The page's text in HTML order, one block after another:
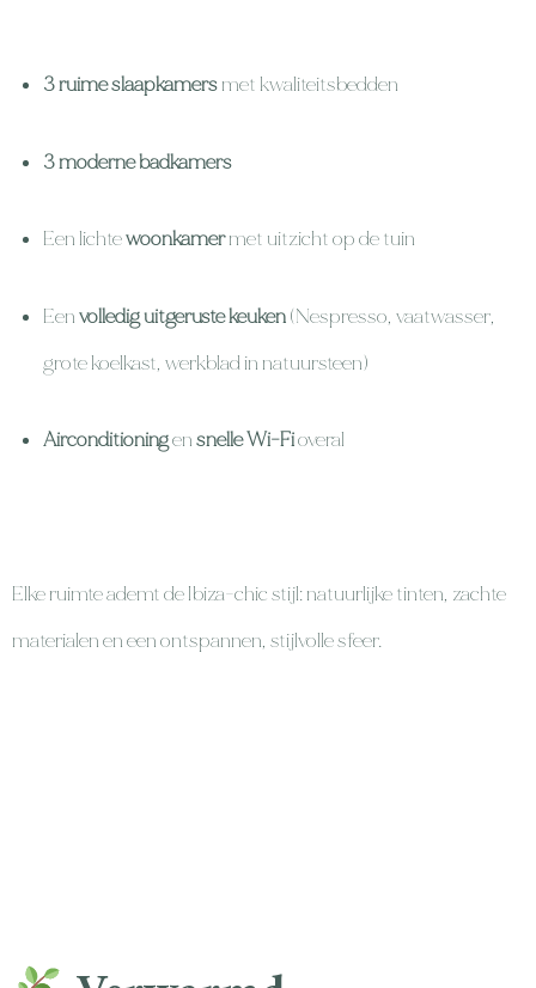
3 ruime slaapkamersmet kwaliteitsbedden
3 moderne badkamers
Een lichtewoonkamermet uitzicht op de tuin
Eenvolledig uitgeruste keuken(Nespresso, vaatwasser,
grote koelkast, werkblad in natuursteen)
Airconditioningensnelle Wi-Fioveral
Elke ruimte ademt de Ibiza-chic stijl: natuurlijke tinten, zachte
materialen en een ontspannen, stijlvolle sfeer.